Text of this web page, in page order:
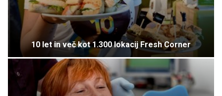
10 let in več kot 1.300 lokacij Fresh Corner